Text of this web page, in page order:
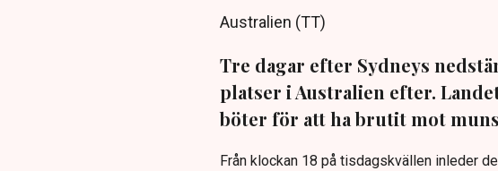
Australien (TT)
Tre dagar efter Sydneys
platser i Australien efter.
böter för att ha brutit mot
Från klockan 18 på tisdagskvällen inleder